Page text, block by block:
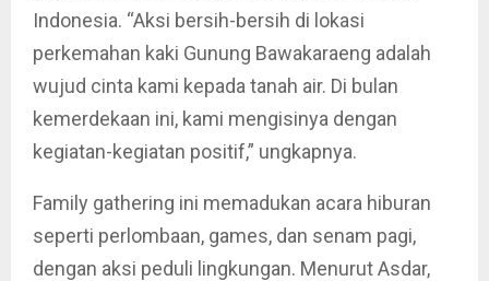
Indonesia. “Aksi bersih-bersih di lokasi
perkemahan kaki Gunung Bawakaraeng adalah
wujud cinta kami kepada tanah air. Di bulan
kemerdekaan ini, kami mengisinya dengan
kegiatan-kegiatan positif,” ungkapnya.
Family gathering ini memadukan acara hiburan
seperti perlombaan, games, dan senam pagi,
dengan aksi peduli lingkungan. Menurut Asdar,